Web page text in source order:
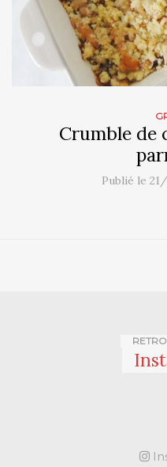
Crumble de
Publié le